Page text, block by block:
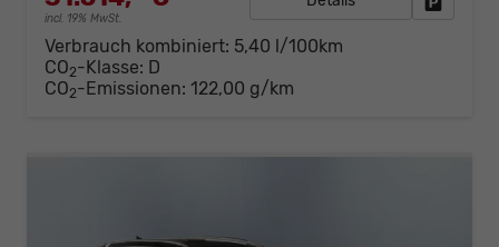
incl. 19% MwSt.
Verbrauch kombiniert: 5,40 l/100km
CO2-Klasse: D
CO2-Emissionen: 122,00 g/km